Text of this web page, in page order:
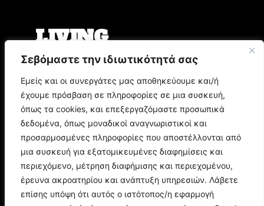
Σεβόμαστε την ιδιωτικότητά σας
Εμείς και οι συνεργάτες μας αποθηκεύουμε και/ή
έχουμε πρόσβαση σε πληροφορίες σε μια συσκευή,
όπως τα cookies, και επεξεργαζόμαστε προσωπικά
δεδομένα, όπως μοναδικοί αναγνωριστικοί και
προσαρμοσμένες πληροφορίες που αποστέλλονται από
μια συσκευή για εξατομικευμένες διαφημίσεις και
περιεχόμενο, μέτρηση διαφήμισης και περιεχομένου,
έρευνα ακροατηρίου και ανάπτυξη υπηρεσιών. Λάβετε
επίσης υπόψη ότι αυτός ο ιστότοπος/η εφαρμογή
LIVING
Ο Άρης Μπινιάρης σκηνοθετεί τη «Δίκη» του
Παπασπηλιόπουλο
Ο Δημήτρης Μυστακίδης επιστρέφει στον
Σταυρό του Νότου Plus
9.000 τίτλοι βιβλίων σε περιμένουν στο
Παζάρι Βιβλίου της Αθήνας
POP CULTURE
Corto Maltese: Η ιστορία του θρυλικού ήρωα